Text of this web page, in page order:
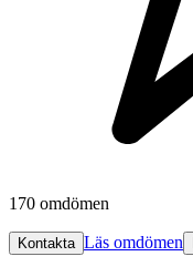
170 omdömen
Kontakta Läs omdömen